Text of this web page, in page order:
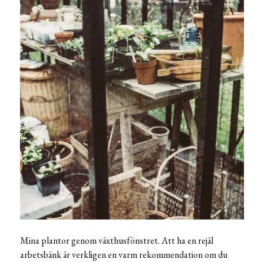
Mina plantor genom växthusfönstret. Att ha en rejäl
arbetsbänk är verkligen en varm rekommendation om du